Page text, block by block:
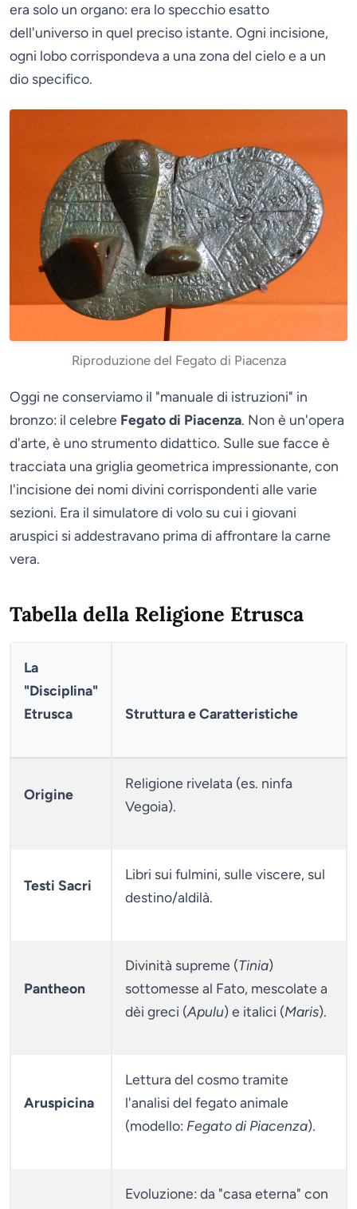
era solo un organo: era lo specchio esatto
dell'universo in quel preciso istante. Ogni incisione,
ogni lobo corrispondeva a una zona del cielo e a un
dio specifico.
Riproduzione del Fegato di Piacenza
Oggi ne conserviamo il "manuale di istruzioni" in
bronzo: il celebre Fegato di Piacenza. Non è un'opera
d'arte, è uno strumento didattico. Sulle sue facce è
tracciata una griglia geometrica impressionante, con
l'incisione dei nomi divini corrispondenti alle varie
sezioni. Era il simulatore di volo su cui i giovani
aruspici si addestravano prima di affrontare la carne
vera.
Tabella della Religione Etrusca
La
"Disciplina"
Etrusca
Struttura e Caratteristiche
Origine
Religione rivelata (es. ninfa
Vegoia).
Testi Sacri
Libri sui fulmini, sulle viscere, sul
destino/aldilà.
Pantheon
Divinità supreme (Tinia)
sottomesse al Fato, mescolate a
dèi greci (Apulu) e italici (Maris).
Aruspicina
Lettura del cosmo tramite
l'analisi del fegato animale
(modello: Fegato di Piacenza).
Evoluzione: da "casa eterna" con